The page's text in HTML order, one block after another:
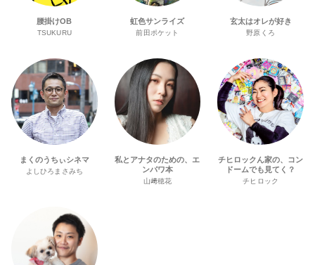
腰掛けOB
TSUKURU
虹色サンライズ
前田ポケット
玄太はオレが好き
野原くろ
まくのうちぃシネマ
よしひろまさみち
私とアナタのための、エ
ンパワ本
山﨑穂花
チヒロックん家の、コン
ドームでも見てく？
チヒロック